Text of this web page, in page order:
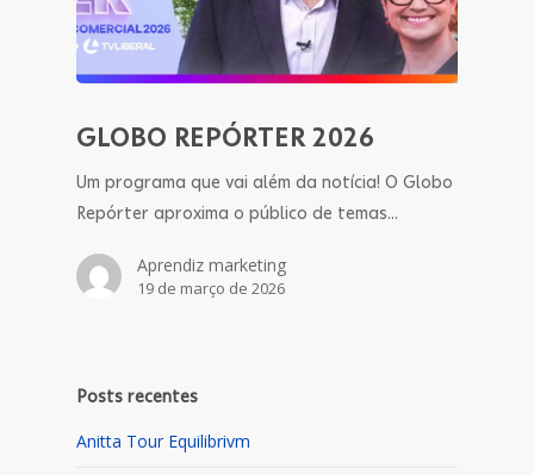
GLOBO REPÓRTER 2026
Um programa que vai além da notícia! O Globo
Repórter aproxima o público de temas…
Aprendiz marketing
19 de março de 2026
Posts recentes
Anitta Tour Equilibrivm